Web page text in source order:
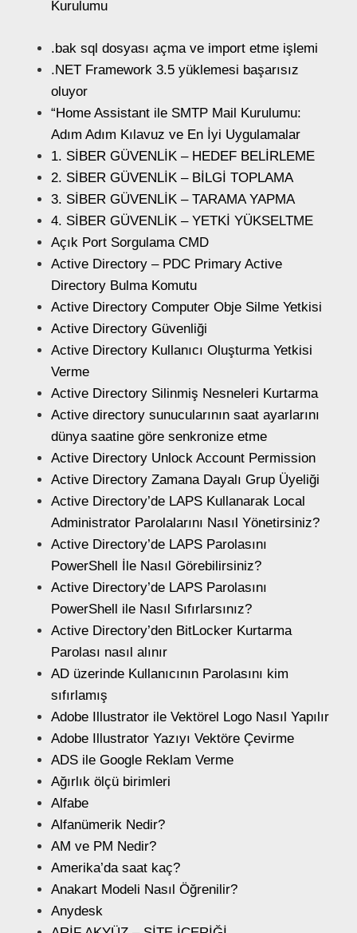
Kurulumu
.bak sql dosyası açma ve import etme işlemi
.NET Framework 3.5 yüklemesi başarısız
oluyor
“Home Assistant ile SMTP Mail Kurulumu:
Adım Adım Kılavuz ve En İyi Uygulamalar
1. SİBER GÜVENLİK – HEDEF BELİRLEME
2. SİBER GÜVENLİK – BİLGİ TOPLAMA
3. SİBER GÜVENLİK – TARAMA YAPMA
4. SİBER GÜVENLİK – YETKİ YÜKSELTME
Açık Port Sorgulama CMD
Active Directory – PDC Primary Active
Directory Bulma Komutu
Active Directory Computer Obje Silme Yetkisi
Active Directory Güvenliği
Active Directory Kullanıcı Oluşturma Yetkisi
Verme
Active Directory Silinmiş Nesneleri Kurtarma
Active directory sunucularının saat ayarlarını
dünya saatine göre senkronize etme
Active Directory Unlock Account Permission
Active Directory Zamana Dayalı Grup Üyeliği
Active Directory’de LAPS Kullanarak Local
Administrator Parolalarını Nasıl Yönetirsiniz?
Active Directory’de LAPS Parolasını
PowerShell İle Nasıl Görebilirsiniz?
Active Directory’de LAPS Parolasını
PowerShell ile Nasıl Sıfırlarsınız?
Active Directory’den BitLocker Kurtarma
Parolası nasıl alınır
AD üzerinde Kullanıcının Parolasını kim
sıfırlamış
Adobe Illustrator ile Vektörel Logo Nasıl Yapılır
Adobe Illustrator Yazıyı Vektöre Çevirme
ADS ile Google Reklam Verme
Ağırlık ölçü birimleri
Alfabe
Alfanümerik Nedir?
AM ve PM Nedir?
Amerika’da saat kaç?
Anakart Modeli Nasıl Öğrenilir?
Anydesk